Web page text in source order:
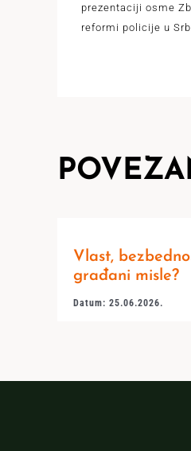
prezentaciji osme
reformi policije u
Vlast,
građani misle?
Datum: 25.06.2026.